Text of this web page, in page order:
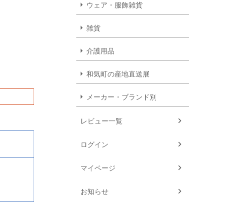
ウェア・服飾雑貨
雑貨
介護用品
和気町の産地直送展
メーカー・ブランド別
レビュー一覧
ログイン
マイページ
お知らせ